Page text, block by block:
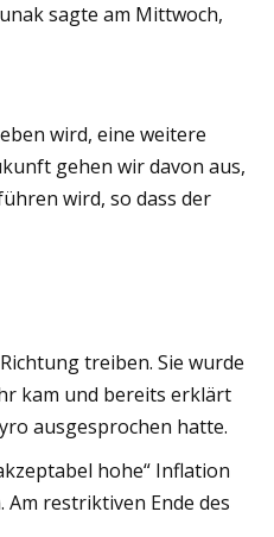
sagte am Mittwoch,
wird, eine weitere
gehen wir davon aus,
wird, so dass der
treiben. Sie wurde
kam und bereits erklärt
ausgesprochen hatte.
hohe“ Inflation
restriktiven Ende des